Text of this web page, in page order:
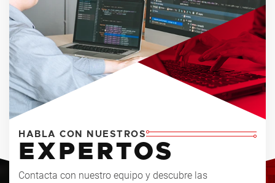
HABLA CON NUESTROS
EXPERTOS
Contacta con nuestro equipo y descubre las